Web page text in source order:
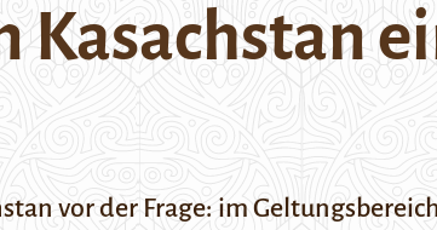
Kasachstan
vor der Frage: im